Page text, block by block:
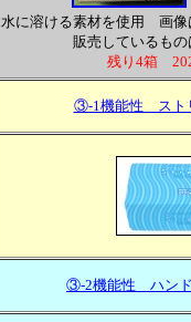
水に溶ける素材を使用 画像
販売しているもの
残り4箱
③-1機能性 スト
③-2機能性 ハンド